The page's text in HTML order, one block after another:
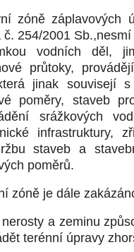
zóně
č. 254/2001
vodních děl,
průtoky,
jinak souvisejí
poměry, staveb
srážkových
infrastruktury,
staveb a
poměrů.
zóně je dále
a zeminu
terénní úpravy